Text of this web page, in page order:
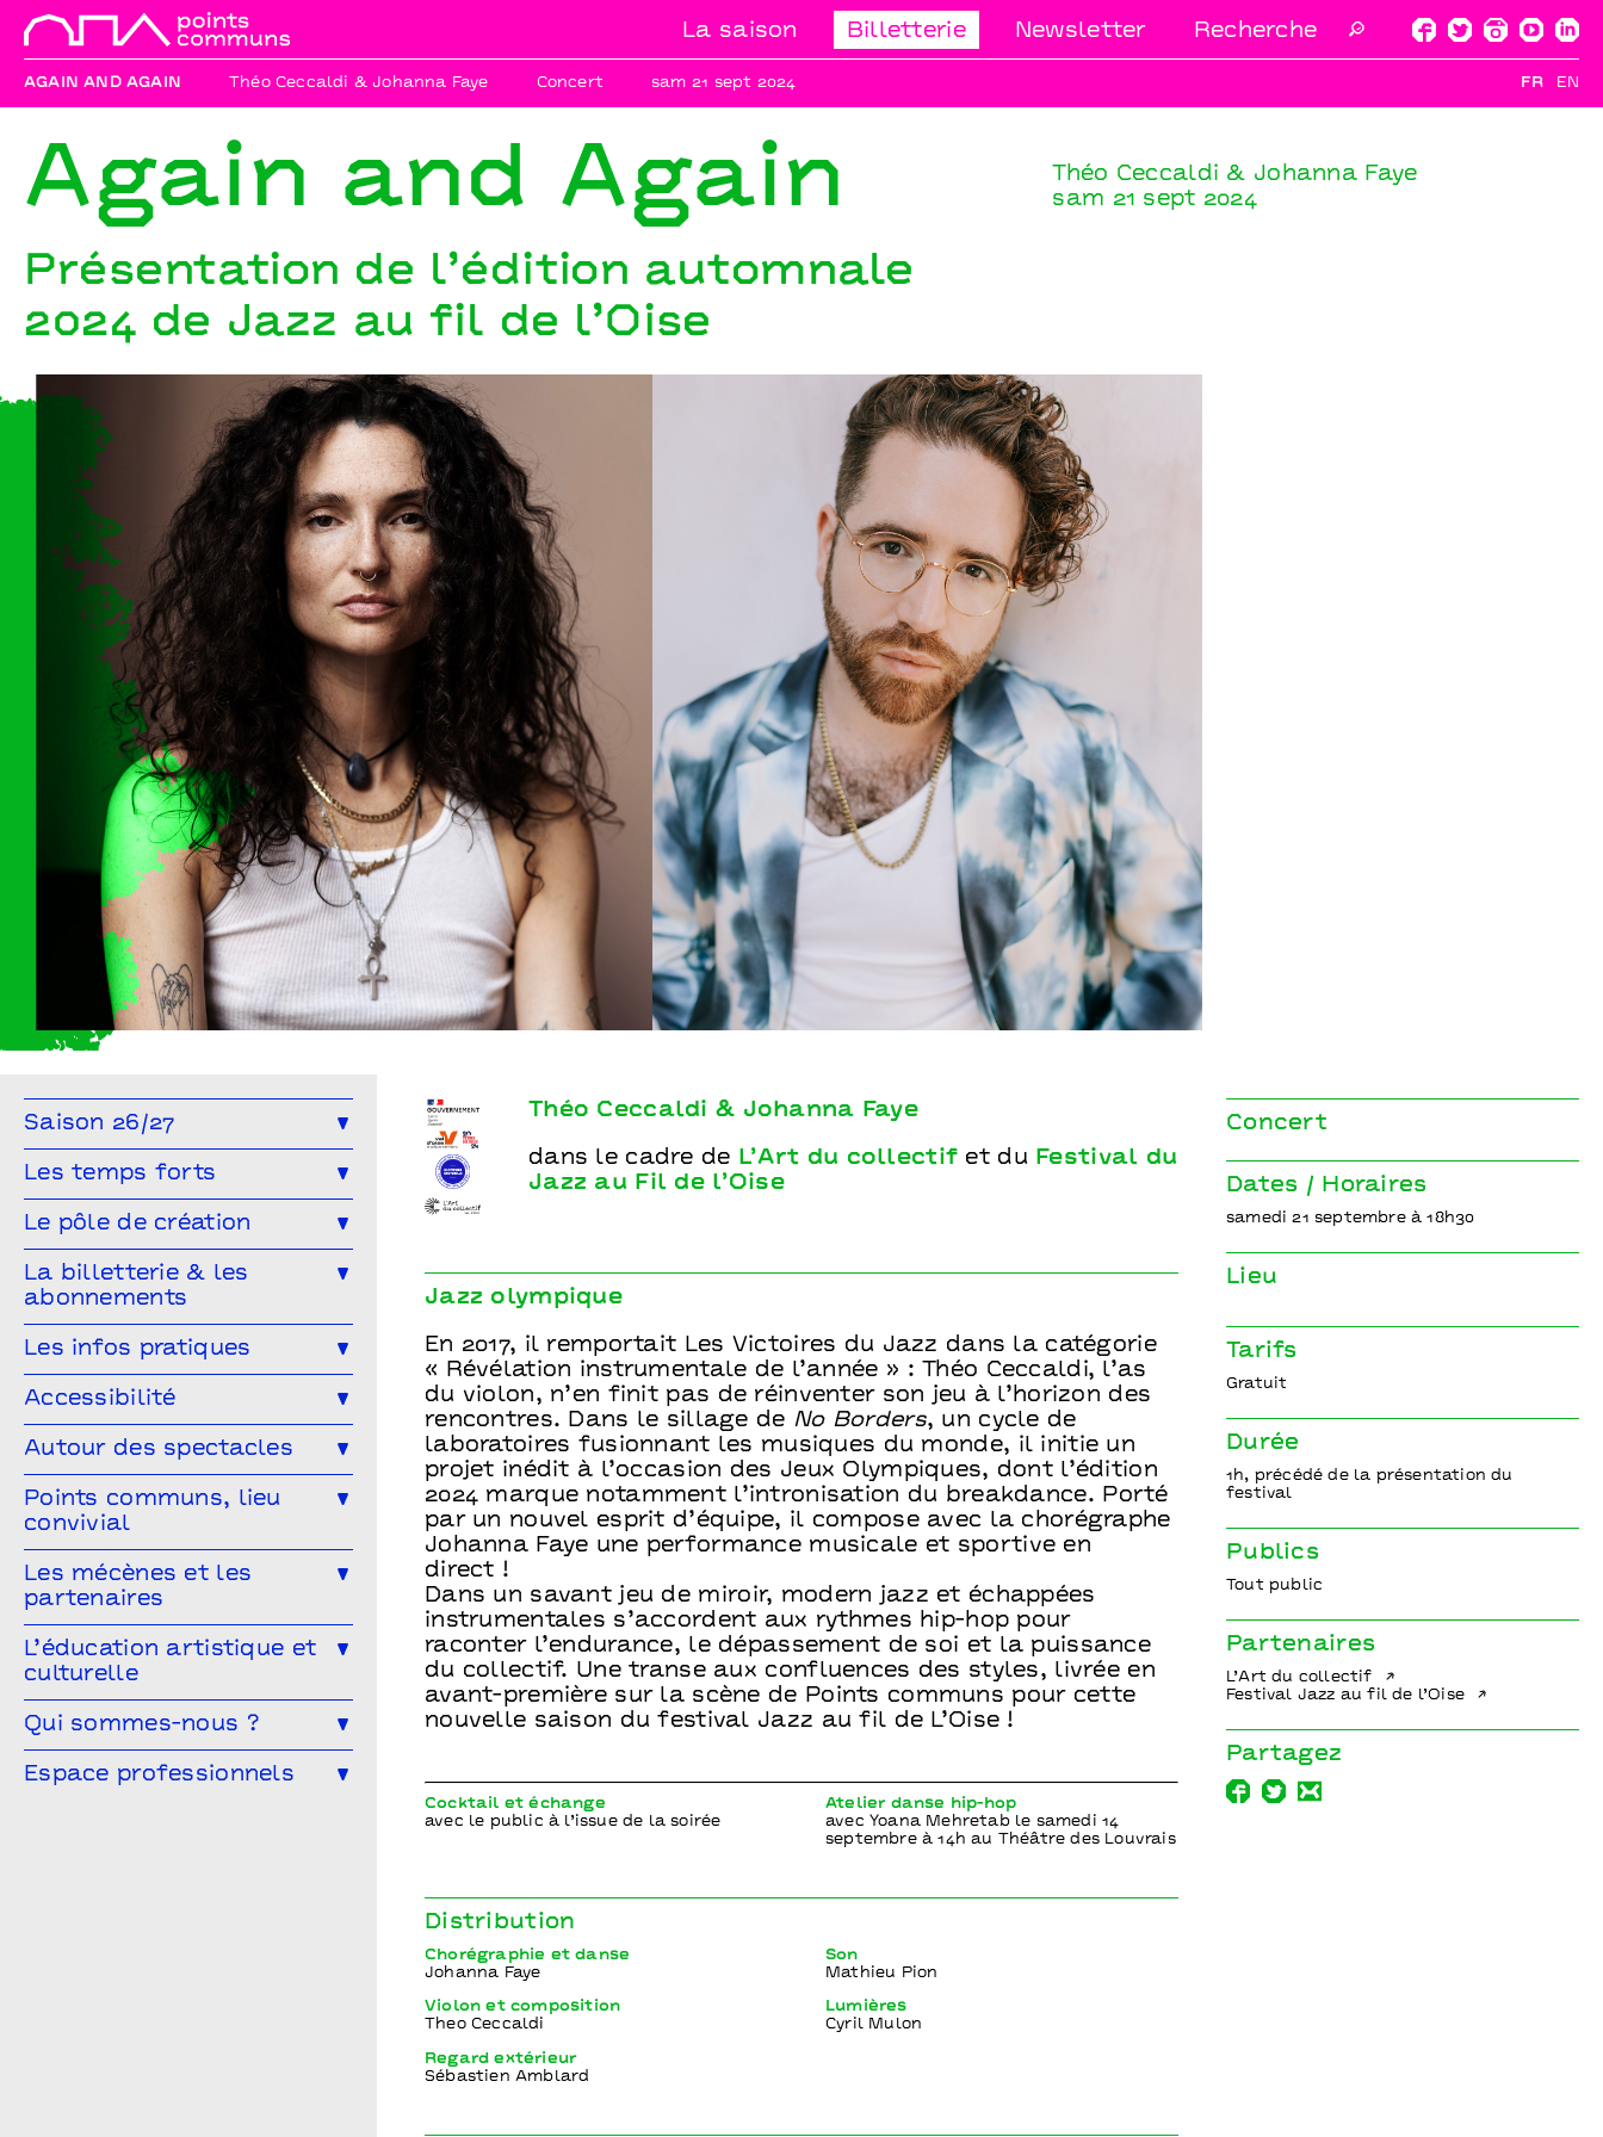
La saison Billetterie Newsletter 🔎
AGAIN AND AGAIN Théo Ceccaldi & Johanna Faye Concert sam 21 sept 2024 FR EN
Again and Again
Présentation de l’édition automnale
2024 de Jazz au fil de l’Oise
Théo Ceccaldi & Johanna Faye
sam 21 sept 2024
Saison 26/27
Toute la saison Théâtre
Cirque Magie Espace public
Projet participatif
En famille Ateliers
Les temps forts
Génération(s) - Saison #9
Projet participatif : Deblozay
Le pôle de création
Ailleurs & Ici • PIPD
Artistes en résidence 2024-2027
Résidences précédentes
La billetterie & les
abonnements
Comment réserver ? Les tarifs
Vous venez en groupe ?
Les infos pratiques
Venir à Points communs
Hors-les-murs
Accessibilité
L’accessibilité pour tous·tes !
sociale ?
Autour des spectacles
Les ateliers de pratique
Les Conversations
Visitez les théâtres
Points communs, lieu
convivial
Le Mélangeur
Le Service garderie
Les mécènes et les
partenaires
Devenir mécène
Cultivons nos points communs
Les partenaires
L’éducation artistique et
culturelle
L’éducation artistique et culturelle
à Points communs
Vous êtes enseignant·e ?
Qui sommes-nous ?
L’équipe
Espace professionnels
Théo Ceccaldi & Johanna Faye
dans le cadre de L’Art du collectif et du Festival du
Jazz au Fil de l’Oise
Jazz olympique
En 2017, il remportait Les Victoires du Jazz dans la catégorie
« Révélation instrumentale de l’année » : Théo Ceccaldi, l’as
du violon, n’en finit pas de réinventer son jeu à l’horizon des
rencontres. Dans le sillage de No Borders, un cycle de
laboratoires fusionnant les musiques du monde, il initie un
projet inédit à l’occasion des Jeux Olympiques, dont l’édition
2024 marque notamment l’intronisation du breakdance. Porté
par un nouvel esprit d’équipe, il compose avec la chorégraphe
Johanna Faye une performance musicale et sportive en
direct !
Dans un savant jeu de miroir, modern jazz et échappées
instrumentales s’accordent aux rythmes hip-hop pour
raconter l’endurance, le dépassement de soi et la puissance
du collectif. Une transe aux confluences des styles, livrée en
avant-première sur la scène de Points communs pour cette
nouvelle saison du festival Jazz au fil de L’Oise !
Cocktail et échange
avec le public à l’issue de la soirée
Atelier danse hip-hop
avec Yoana Mehretab le samedi 14
septembre à 14h au Théâtre des Louvrais
Distribution
Chorégraphie et danse
Johanna Faye
Violon et composition
Theo Ceccaldi
Regard extérieur
Sébastien Amblard
Son
Mathieu Pion
Lumières
Cyril Mulon
Concert
Dates / Horaires
samedi 21 septembre à 18h30
Lieu
Tarifs
Gratuit
Durée
1h, précédé de la présentation du
festival
Publics
Tout public
Partenaires
L’Art du collectif
Festival Jazz au fil de l’Oise
Partagez